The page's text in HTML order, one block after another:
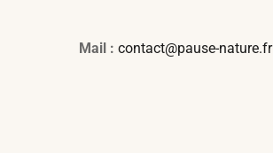
Mail : contact@pause-nature.fr